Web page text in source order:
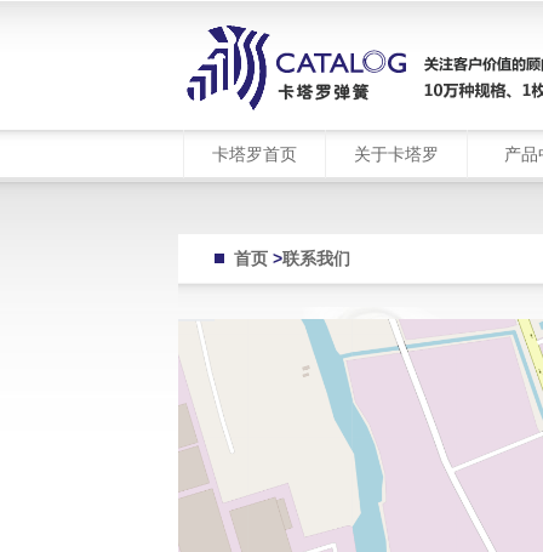
卡塔罗首页 关于卡塔罗 产品
首页 >联系我们